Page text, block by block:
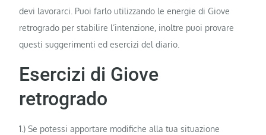
devi lavorarci. Puoi farlo utilizzando le energie di Giove
retrogrado per stabilire l’intenzione, inoltre puoi provare
questi suggerimenti ed esercizi del diario.
Esercizi di Giove
retrogrado
1.) Se potessi apportare modifiche alla tua situazione